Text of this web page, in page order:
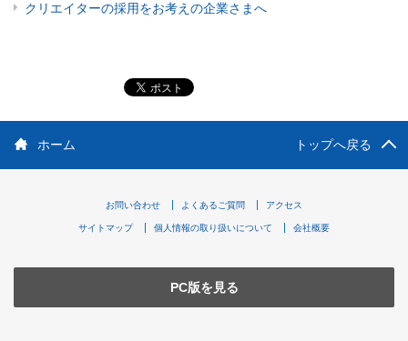
クリエイターの採用をお考えの企業さまへ
ホーム トップへ戻る
お問い合わせ よくあるご質問 アクセス
サイトマップ 個人情報の取り扱いについて 会社概要
PC版を見る